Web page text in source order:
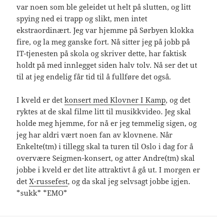
var noen som ble geleidet ut helt på slutten, og litt
spying ned ei trapp og slikt, men intet
ekstraordinært. Jeg var hjemme på Sørbyen klokka
fire, og la meg ganske fort. Nå sitter jeg på jobb på
IT-tjenesten på skola og skriver dette, har faktisk
holdt på med innlegget siden halv tolv. Nå ser det ut
til at jeg endelig får tid til å fullføre det også.
I kveld er detkonsert med Klovner I Kamp, og det
ryktes at de skal filme litt til musikkvideo. Jeg skal
holde meg hjemme, for nå er jeg temmelig sigen, og
jeg har aldri vært noen fan av klovnene. Når
Enkelte(tm) i tillegg skal ta turen til Oslo i dag for å
overvære Seigmen-konsert, og atter Andre(tm) skal
jobbe i kveld er det lite attraktivt å gå ut. I morgen er
detX-russefest, og da skal jeg selvsagt jobbe igjen.
*sukk* *EMO*